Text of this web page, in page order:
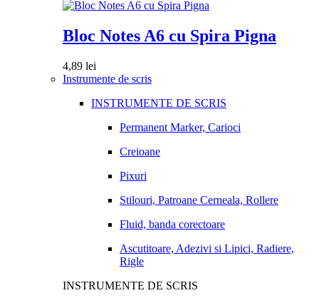
Bloc Notes A6 cu Spira Pigna
4,89 lei
Instrumente de scris
INSTRUMENTE DE SCRIS
Permanent Marker, Carioci
Creioane
Pixuri
Stilouri, Patroane Cerneala, Rollere
Fluid, banda corectoare
Ascutitoare, Adezivi si Lipici, Radiere,
Rigle
INSTRUMENTE DE SCRIS